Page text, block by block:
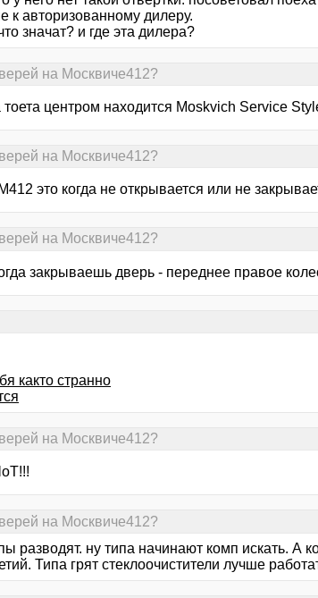
к авторизованному дилеру.
значат? и где эта дилера?
на Москвиче412?
тоета центром находится Moskvich Service
на Москвиче412?
это когда не открывается или не
на Москвиче412?
закрываешь дверь - переднее правое
както странно
на Москвиче412?
на Москвиче412?
разводят. ну типа начинают комп искать. А
Типа грят стеклоочистители лучше